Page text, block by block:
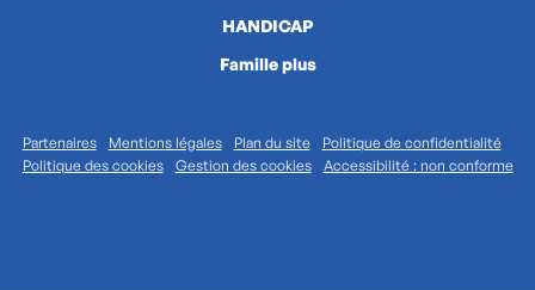
HANDICAP
Famille plus
Partenaires Mentions légales Plan du site
Politique de confidentialité
Politique des cookies
Gestion des cookies Accessibilité : non conforme